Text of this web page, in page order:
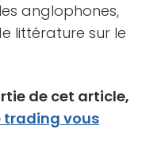
anglophones,
littérature sur le
de cet article,
trading vous